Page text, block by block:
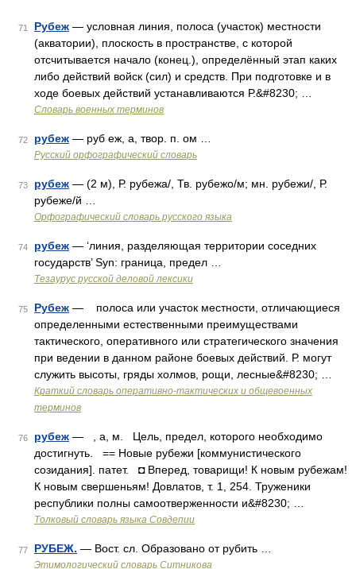
71 Рубеж — условная линия, полоса (участок) местности
(акватории), плоскость в пространстве, с которой
отсчитывается начало (конец.), определённый этап каких
либо действий войск (сил) и средств. При подготовке и в
ходе боевых действий устанавливаются Р.&#8230; …
Словарь военных терминов
72 рубеж — руб еж, а, твор. п. ом …
Русский орфографический словарь
73 рубеж — (2 м), Р. рубежа/, Тв. рубежо/м; мн. рубежи/, Р.
рубеже/й …
Орфографический словарь русского языка
74 рубеж — ‘линия, разделяющая территории соседних
государств’ Syn: граница, предел …
Тезаурус русской деловой лексики
75 Рубеж — полоса или участок местности, отличающиеся
определенными естественными преимуществами
тактического, оперативного или стратегического значения
при ведении в данном районе боевых действий. Р. могут
служить высоты, гряды холмов, рощи, лесные&#8230; …
Краткий словарь оперативно-тактических и общевоенных
терминов
76 рубеж — , а, м. Цель, предел, которого необходимо
достигнуть. == Новые рубежи [коммунистического
созидания]. патет. ◘ Вперед, товарищи! К новым рубежам!
К новым свершеньям! Довлатов, т. 1, 254. Труженики
республики полны самоотверженности и&#8230; …
Толковый словарь языка Совдепии
77 РУБЕЖ. — Вост. сл. Образовано от рубить …
Этимологический словарь Ситникова